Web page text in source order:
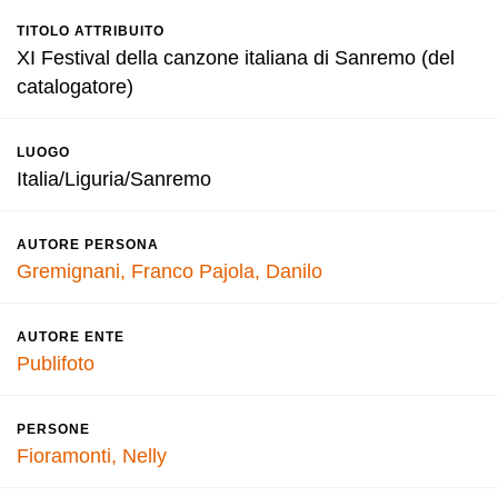
TITOLO ATTRIBUITO
XI Festival della canzone italiana di Sanremo (del
catalogatore)
LUOGO
Italia/Liguria/Sanremo
AUTORE PERSONA
Gremignani, Franco Pajola, Danilo
AUTORE ENTE
Publifoto
PERSONE
Fioramonti, Nelly